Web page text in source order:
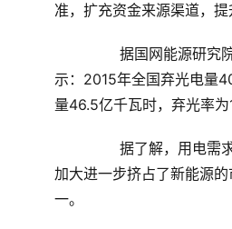
准，扩充资金来源渠道，
　　据国网能源研
示： 2015年全国弃光电量
量46.5亿千瓦时，弃光率为
加大进一步挤占了新能源
一。